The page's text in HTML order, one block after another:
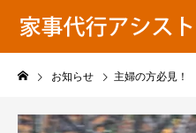
家事代
お知らせ 主婦の方必見！ 家事